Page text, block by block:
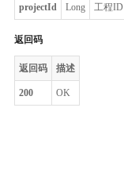
projectId Long 工程ID
返回码
返回码 描述
200 OK